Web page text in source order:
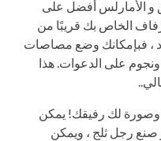
و الأمارلس أفضل على
الخاص بك قريبًا من
، فبإمكانك وضع مصاصات
على الدعوات. هذا
لك رفيقك! يمكن
صنع رجل ثلج ، ويمكن